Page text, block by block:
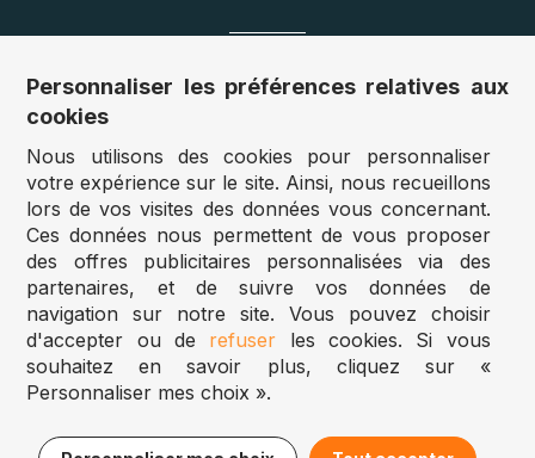
Nos sites
Autriche :www.puzzle.at
Belgique :www.puzzle.be
Royaume Uni :
www.jigsawpuzzle.co.uk
Accès revendeurs / détaillants
Vous avez un magasin ?
Vous souhaitez accéder à nos prix revendeurs ?
Puzzle.be 2025
Personnaliser les préférences relatives aux
cookies
Nous utilisons des cookies pour personnaliser
votre expérience sur le site. Ainsi, nous recueillons
lors de vos visites des données vous concernant.
Ces données nous permettent de vous proposer
des offres publicitaires personnalisées via des
partenaires, et de suivre vos données de
navigation sur notre site. Vous pouvez choisir
d'accepter ou de refuser les cookies. Si vous
souhaitez en savoir plus, cliquez sur «
Personnaliser mes choix ».